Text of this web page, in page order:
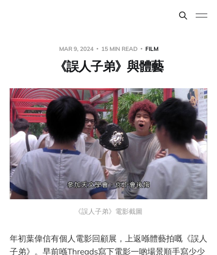
MAR 9, 2024 15 MIN READ FILM
《誤人子弟》與體藝
《誤人子弟》電影截圖
年初葉偉信有個人電影回顧展，上返喺體藝拍嘅《誤人
子弟》。早前喺Threads寫下電影一啲場景順手寫少少